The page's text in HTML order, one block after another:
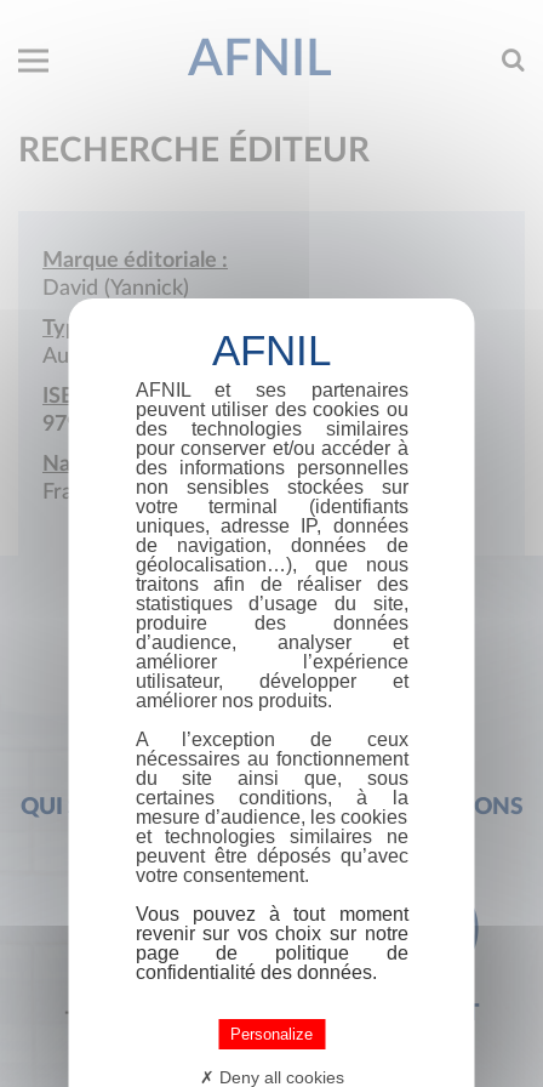
AFNIL
RECHERCHE ÉDITEUR
Marque éditoriale :
David (Yannick)
Type de société :
Auto-édition
ISBN :
979-10-448-0169-2
Nationalité :
France
QUI SOMMES-NOUS ? FOIRE AUX QUESTIONS
+33 (0) 1 44 41 29 19 CONTACT
AFNIL et ses partenaires
peuvent utiliser des cookies ou
des technologies similaires
pour conserver et/ou accéder à
des informations personnelles
non sensibles stockées sur
votre terminal (identifiants
uniques, adresse IP, données
de navigation, données de
géolocalisation…), que nous
traitons afin de réaliser des
statistiques d’usage du site,
produire des données
d’audience, analyser et
améliorer l’expérience
utilisateur, développer et
améliorer nos produits.
A l’exception de ceux
nécessaires au fonctionnement
du site ainsi que, sous
certaines conditions, à la
mesure d’audience, les cookies
et technologies similaires ne
peuvent être déposés qu’avec
votre consentement.
Vous pouvez à tout moment
revenir sur vos choix sur notre
page de politique de
confidentialité des données.
Personalize
Deny all cookies